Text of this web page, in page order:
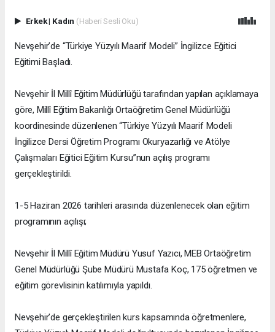
Erkek| Kadın (Haberi Sesli Oku)
Nevşehir’de “Türkiye Yüzyılı Maarif Modeli” İngilizce Eğitici
Eğitimi Başladı.
Nevşehir İl Millî Eğitim Müdürlüğü tarafından yapılan açıklamaya
göre, Millî Eğitim Bakanlığı Ortaöğretim Genel Müdürlüğü
koordinesinde düzenlenen “Türkiye Yüzyılı Maarif Modeli
İngilizce Dersi Öğretim Programı Okuryazarlığı ve Atölye
Çalışmaları Eğitici Eğitim Kursu”nun açılış programı
gerçekleştirildi.
1-5 Haziran 2026 tarihleri arasında düzenlenecek olan eğitim
programının açılışı;
Nevşehir İl Millî Eğitim Müdürü Yusuf Yazıcı, MEB Ortaöğretim
Genel Müdürlüğü Şube Müdürü Mustafa Koç, 175 öğretmen ve
eğitim görevlisinin katılımıyla yapıldı.
Nevşehir’de gerçekleştirilen kurs kapsamında öğretmenlere,